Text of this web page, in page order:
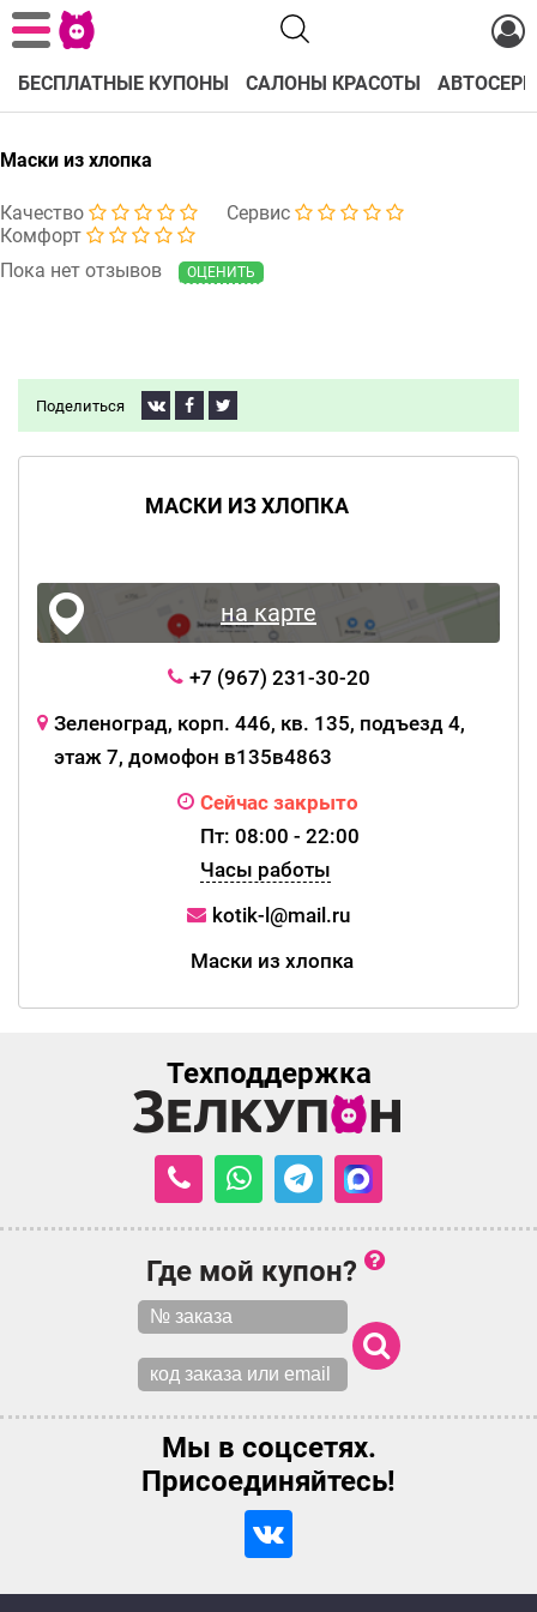
БЕСПЛАТНЫЕ КУПОНЫ САЛОНЫ КРАСОТЫ
Маски из хлопка
Качество
Сервис
Комфорт
Пока нет отзывов
ОЦЕНИТЬ
Поделиться
МАСКИ ИЗ ХЛОПКА
на карте
+7 (967) 231-30-20
Зеленоград, корп. 446, кв. 135, подъезд 4,
этаж 7, домофон в135в4863
Сейчас закрыто
Пт: 08:00 - 22:00
Часы работы
kotik-l@mail.ru
Маски из хлопка
Техподдержка
Где мой купон?
Мы в соцсетях.
Присоединяйтесь!